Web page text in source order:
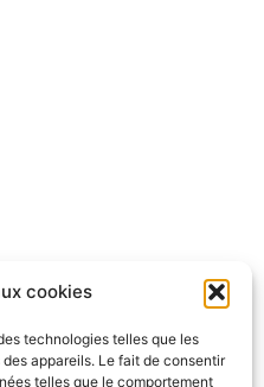
cookies
technologies telles que les
appareils. Le fait de consentir
telles que le comportement